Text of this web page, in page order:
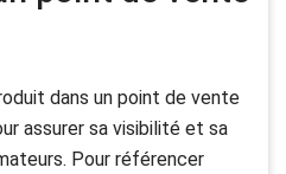
dans un point de vente
assurer sa visibilité et sa
Pour référencer